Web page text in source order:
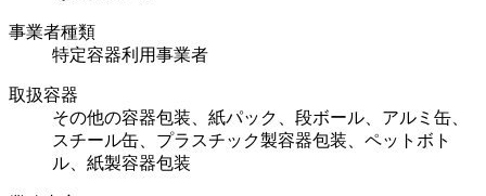
事業者種類
特定容器利用事業者
取扱容器
その他の容器包装、紙パック、段ボール、アルミ缶、
スチール缶、プラスチック製容器包装、ペットボト
ル、紙製容器包装